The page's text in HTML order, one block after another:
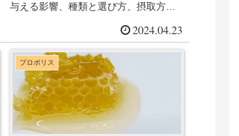
与える影響、種類と選び方、摂取方
法、注意点などを詳細解説。2024.04.23
プロポリス